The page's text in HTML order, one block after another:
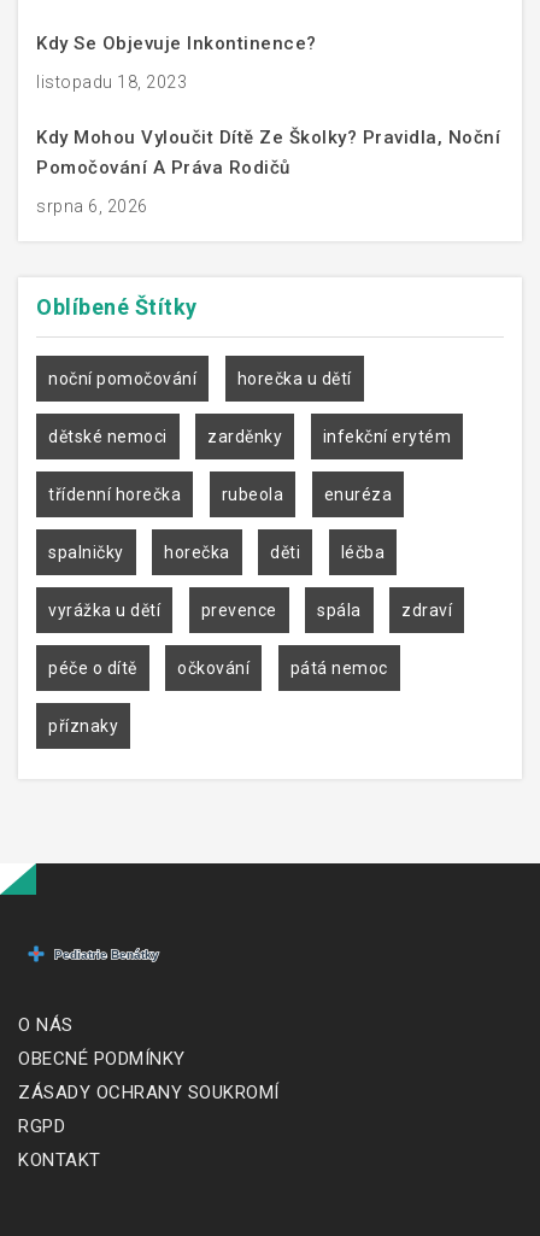
Kdy Se Objevuje Inkontinence?
listopadu 18, 2023
Kdy Mohou Vyloučit Dítě Ze Školky? Pravidla, Noční
Pomočování A Práva Rodičů
srpna 6, 2026
Oblíbené Štítky
noční pomočování horečka u dětí
dětské nemoci zarděnky infekční erytém
třídenní horečka rubeola enuréza
spalničky horečka děti léčba
vyrážka u dětí prevence spála zdraví
péče o dítě očkování pátá nemoc
příznaky
O NÁS
OBECNÉ PODMÍNKY
ZÁSADY OCHRANY SOUKROMÍ
RGPD
KONTAKT